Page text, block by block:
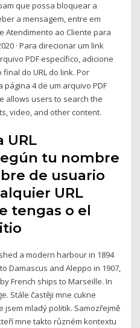
que possa bloquear a
a mensagem, entre em
Atendimento ao Cliente para
· Para direcionar um link
PDF específico, adicione
do URL do link. Por
página 4 de um arquivo PDF
allows users to search the
video, and other content.
URL
tu nombre
de usuario
URL
tengas o el
a modern harbour in 1894
Damascus and Aleppo in 1907,
French ships to Marseille. In
Stále častěji mne cukne
jsem mladý politik. Samozřejmě
mne takto různém kontextu